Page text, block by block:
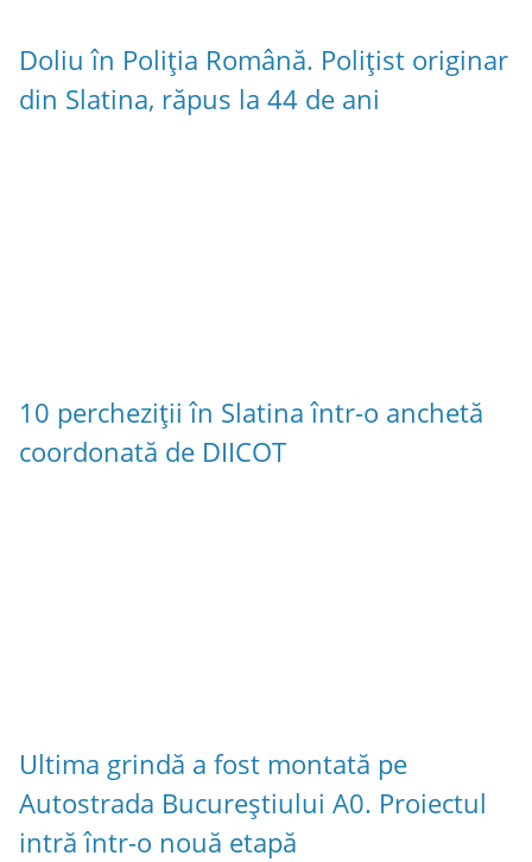
Doliu în Poliția Română. Polițist originar
din Slatina, răpus la 44 de ani
10 percheziții în Slatina într-o anchetă
coordonată de DIICOT
Ultima grindă a fost montată pe
Autostrada Bucureștiului A0. Proiectul
intră într-o nouă etapă